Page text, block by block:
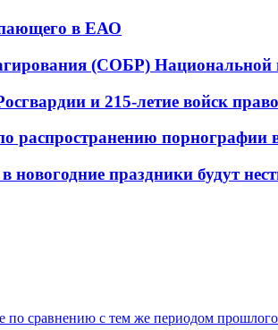
в ЕАО
(СОБР)
и 215-летие войск
распространению порнографии
праздники будут
по сравнению с тем же периодом прошлого